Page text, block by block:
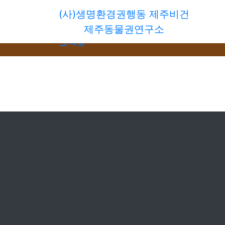
회원가입
로그인
새글
(사)생명환경권행동 제주비건
제주동물권연구소